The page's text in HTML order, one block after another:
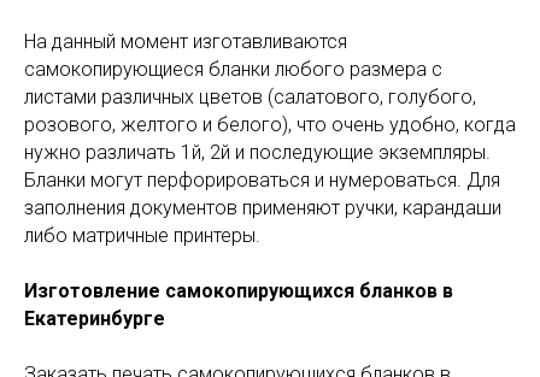
На данный момент изготавливаются
самокопирующиеся бланки любого размера с
листами различных цветов (салатового, голубого,
розового, желтого и белого), что очень удобно, когда
нужно различать 1й, 2й и последующие экземпляры.
Бланки могут перфорироваться и нумероваться. Для
заполнения документов применяют ручки, карандаши
либо матричные принтеры.
Изготовление самокопирующихся бланков в
Екатеринбурге